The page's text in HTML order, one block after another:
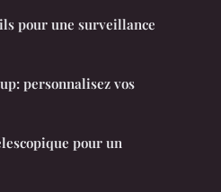
pour une surveillance
personnalisez vos
pour un